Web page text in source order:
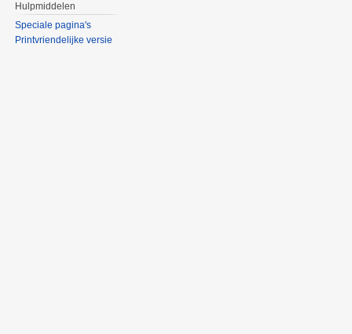
Hulpmiddelen
Speciale pagina's
Printvriendelijke versie